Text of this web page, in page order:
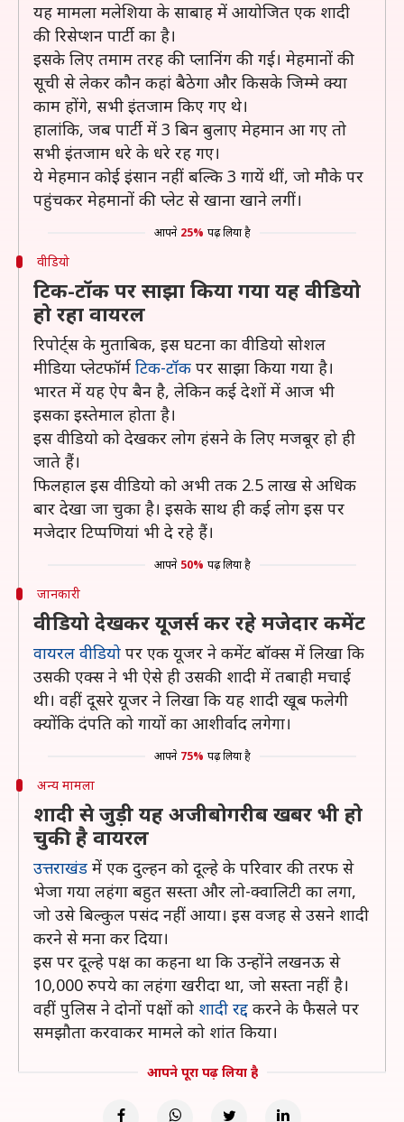
यह मामला मलेशिया के साबाह में आयोजित एक शादी
की रिसेप्शन पार्टी का है।
इसके लिए तमाम तरह की प्लानिंग की गई। मेहमानों की
सूची से लेकर कौन कहां बैठेगा और किसके जिम्मे क्या
काम होंगे, सभी इंतजाम किए गए थे।
हालांकि, जब पार्टी में 3 बिन बुलाए मेहमान आ गए तो
सभी इंतजाम धरे के धरे रह गए।
ये मेहमान कोई इंसान नहीं बल्कि 3 गायें थीं, जो मौके पर
पहुंचकर मेहमानों की प्लेट से खाना खाने लगीं।
आपने 25% पढ़ लिया है
वीडियो
टिक-टॉक पर साझा किया गया यह वीडियो
हो रहा वायरल
रिपोर्ट्स के मुताबिक, इस घटना का वीडियो सोशल
मीडिया प्लेटफॉर्म टिक-टॉक पर साझा किया गया है।
भारत में यह ऐप बैन है, लेकिन कई देशों में आज भी
इसका इस्तेमाल होता है।
इस वीडियो को देखकर लोग हंसने के लिए मजबूर हो ही
जाते हैं।
फिलहाल इस वीडियो को अभी तक 2.5 लाख से अधिक
बार देखा जा चुका है। इसके साथ ही कई लोग इस पर
मजेदार टिप्पणियां भी दे रहे हैं।
आपने 50% पढ़ लिया है
जानकारी
वीडियो देखकर यूजर्स कर रहे मजेदार कमेंट
वायरल वीडियो पर एक यूजर ने कमेंट बॉक्स में लिखा कि
उसकी एक्स ने भी ऐसे ही उसकी शादी में तबाही मचाई
थी। वहीं दूसरे यूजर ने लिखा कि यह शादी खूब फलेगी
क्योंकि दंपति को गायों का आशीर्वाद लगेगा।
आपने 75% पढ़ लिया है
अन्य मामला
शादी से जुड़ी यह अजीबोगरीब खबर भी हो
चुकी है वायरल
उत्तराखंड में एक दुल्हन को दूल्हे के परिवार की तरफ से
भेजा गया लहंगा बहुत सस्ता और लो-क्वालिटी का लगा,
जो उसे बिल्कुल पसंद नहीं आया। इस वजह से उसने शादी
करने से मना कर दिया।
इस पर दूल्हे पक्ष का कहना था कि उन्होंने लखनऊ से
10,000 रुपये का लहंगा खरीदा था, जो सस्ता नहीं है।
वहीं पुलिस ने दोनों पक्षों को शादी रद्द करने के फैसले पर
समझौता करवाकर मामले को शांत किया।
आपने पूरा पढ़ लिया है